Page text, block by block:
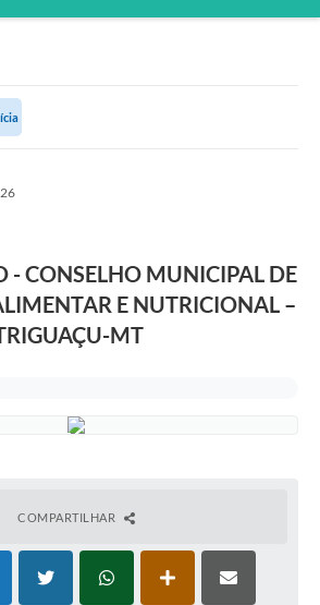
CONSELHO MUNICIPAL DE
E NUTRICIONAL –
MT
COMPARTILHAR